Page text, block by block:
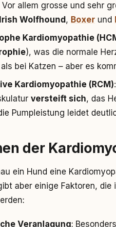
Vor allem grosse und sehr
Irish Wolfhound , Boxer und
Kardiomyopathie
), was die normale
bei Katzen – aber es
Kardiomyopathie (RCM)
versteift sich, das
Pumpleistung leidet
der
ein Hund eine
aber einige Faktoren,
Veranlagung: